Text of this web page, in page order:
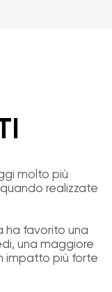
molto più
realizzate
ha favorito una
una maggiore
impatto più forte